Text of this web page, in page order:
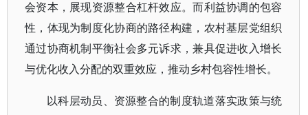
会资本，展现资源整合杠杆效应。而利益协调的包容
性，体现为制度化协商的路径构建，农村基层党组织
通过协商机制平衡社会多元诉求，兼具促进收入增长
与优化收入分配的双重效应，推动乡村包容性增长。
以科层动员、资源整合的制度轨道落实政策与统